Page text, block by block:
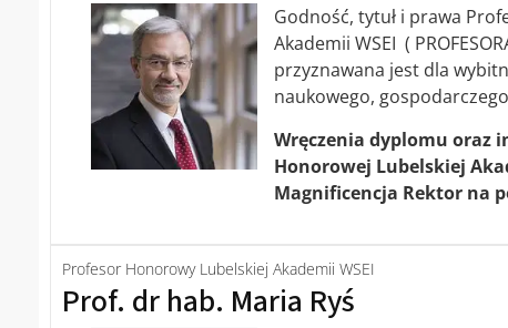
Godność, tytuł i prawa
Akademii WSEI (
przyznawana jest dla
naukowego,
Wręczenia dyplomu oraz
Honorowej Lubelskiej
Magnificencja Rektor na
Profesor Honorowy Lubelskiej Akademii WSEI
Prof. dr hab. Maria Ryś